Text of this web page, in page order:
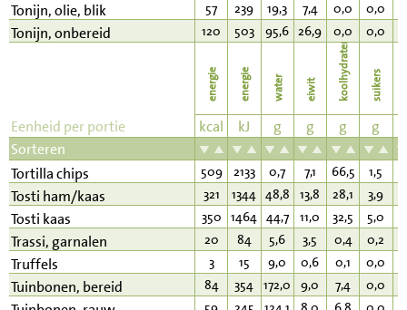
Tonijn, olie, blik 57 239 19,3 7,4 0,0 0,0
Tonijn, onbereid 120 503 95,6 26,9 0,0 0,0
energie energie water eiwit koolhydraten suikers
Eenheid per portie kcal kJ g g g g
Sorteren
Tortilla chips
509 2133 0,7 7,1 66,5 1,5
Tosti ham/kaas 321 1344 48,8 13,8 28,1 3,9
Tosti kaas 350 1464 44,7 11,0 32,5 5,0
Trassi, garnalen 20 84 5,6 3,5 0,4 0,2
Truffels 3 15 9,0 0,6 0,1 0,0
Tuinbonen, bereid 84 354 172,0 9,0 7,4 0,0